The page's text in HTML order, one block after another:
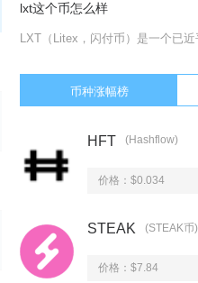
lxt这个币怎么样
币种涨幅榜
HFT (Hashflow)
价格：$0.034
STEAK (STEAK币)
价格：$7.84